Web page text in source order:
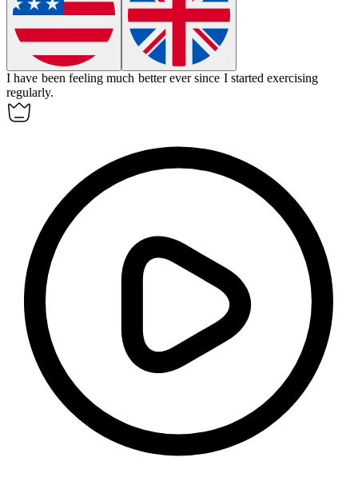
I have been feeling much better ever since I started exercising
regularly.